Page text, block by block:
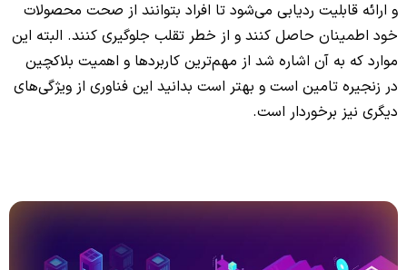
و ارائه قابلیت ردیابی می‌شود تا افراد بتوانند از صحت محصولات
خود اطمینان حاصل کنند و از خطر تقلب جلوگیری کنند. البته این
موارد که به آن اشاره شد از مهم‌ترین کاربردها و اهمیت بلاکچین
در زنجیره تامین است و بهتر است بدانید این فناوری از ویژگی‌های
دیگری نیز برخوردار است.